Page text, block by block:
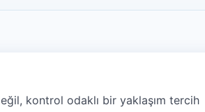
kontrol odaklı bir yaklaşım tercih